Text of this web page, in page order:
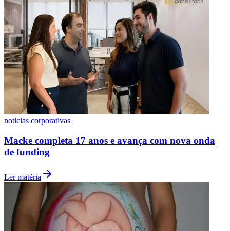
Fluminense
noticias corporativas
Macke completa 17 anos e avança com nova onda
de funding
Ler matéria